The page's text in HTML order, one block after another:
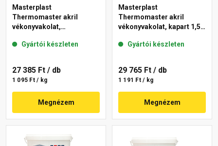
Masterplast
Thermomaster akril
vékonyvakolat,
42-D 25 kg
Gyártói készleten
27 385 Ft / db
1 095 Ft / kg
Megnézem
Masterplast
Thermomaster akril
vékonyvakolat, kapart 1,5
Gyártói készleten
29 765 Ft / db
1 191 Ft / kg
Megnézem